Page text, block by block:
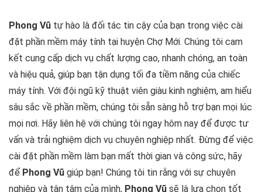
Phong Vũ tự hào là đối tác tin cậy của bạn trong việc cài
đặt phần mềm máy tính tại huyện Chợ Mới. Chúng tôi cam
kết cung cấp dịch vụ chất lượng cao, nhanh chóng, an toàn
và hiệu quả, giúp bạn tận dụng tối đa tiềm năng của chiếc
máy tính. Với đội ngũ kỹ thuật viên giàu kinh nghiệm, am hiểu
sâu sắc về phần mềm, chúng tôi sẵn sàng hỗ trợ bạn mọi lúc
mọi nơi. Hãy liên hệ với chúng tôi ngay hôm nay để được tư
vấn và trải nghiệm dịch vụ chuyên nghiệp nhất. Đừng để việc
cài đặt phần mềm làm bạn mất thời gian và công sức, hãy
để Phong Vũ giúp bạn! Chúng tôi tin rằng với sự chuyên
nghiệp và tận tâm của mình, Phong Vũ sẽ là lựa chọn tốt